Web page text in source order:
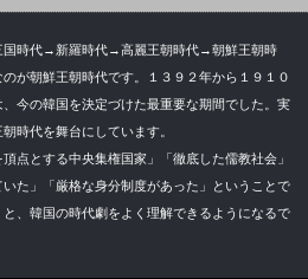
国時代→新羅時代→高麗王朝時代→朝鮮王朝時
が朝鮮王朝時代です。１３９２年から１９１０
今の韓国を決定づけた最重要な期間でした。実
時代を舞台にしています。
点とする中央集権国家」「徹底した儒教社会」
いた」「厳格な身分制度があった」ということで
、韓国の時代劇をよく理解できるようになるで